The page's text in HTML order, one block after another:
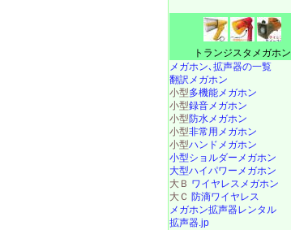
トランジスタメガホン
メガホン､拡声器の一覧
翻訳メガホン
小型多機能メガホン
小型録音メガホン
小型防水メガホン
小型非常用メガホン
小型ハンドメガホン
小型ショルダーメガホン
大型ハイパワーメガホン
大Ｂ ワイヤレスメガホン
大Ｃ 防滴ワイヤレス
メガホン拡声器レンタル
拡声器.jp